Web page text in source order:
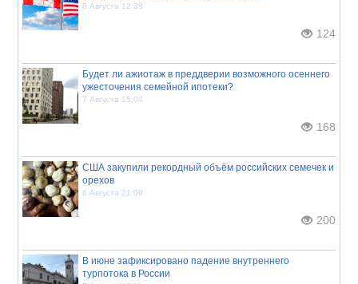
8 Августа 12:39
124
Будет ли ажиотаж в преддверии возможного осеннего
ужесточения семейной ипотеки?
7 Августа 15:04
168
США закупили рекордный объём российских семечек и
орехов
6 Августа 21:09
200
В июне зафиксировано падение внутреннего
турпотока в России